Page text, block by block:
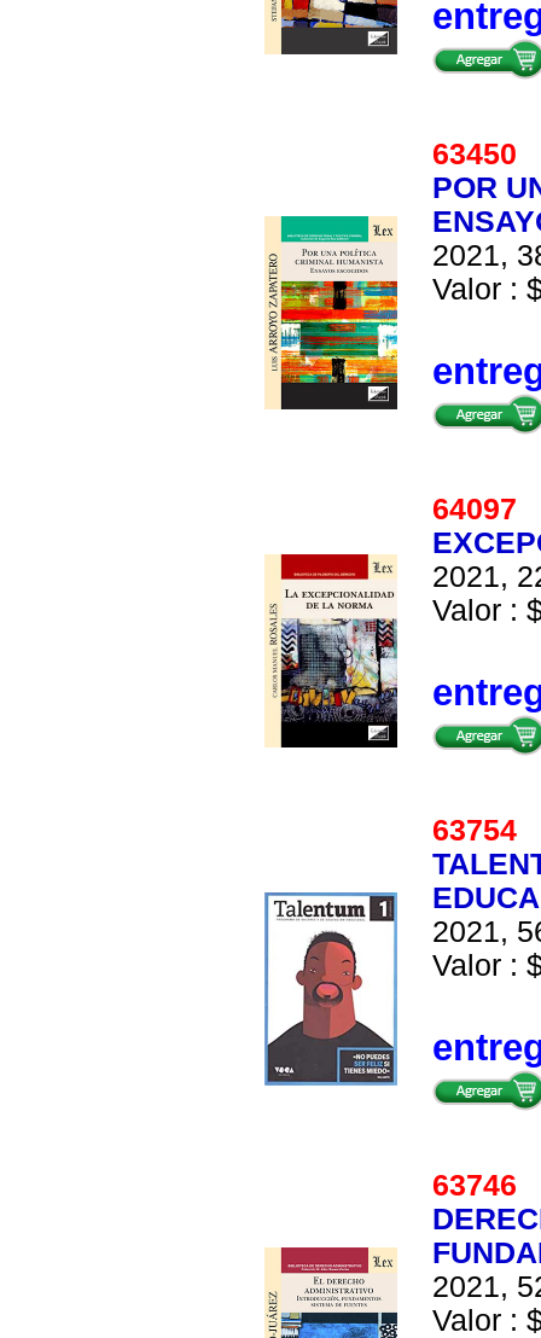
63450
POR
2021,
Valor :
64097
2021,
Valor :
63754
2021,
Valor :
63746
2021,
Valor :